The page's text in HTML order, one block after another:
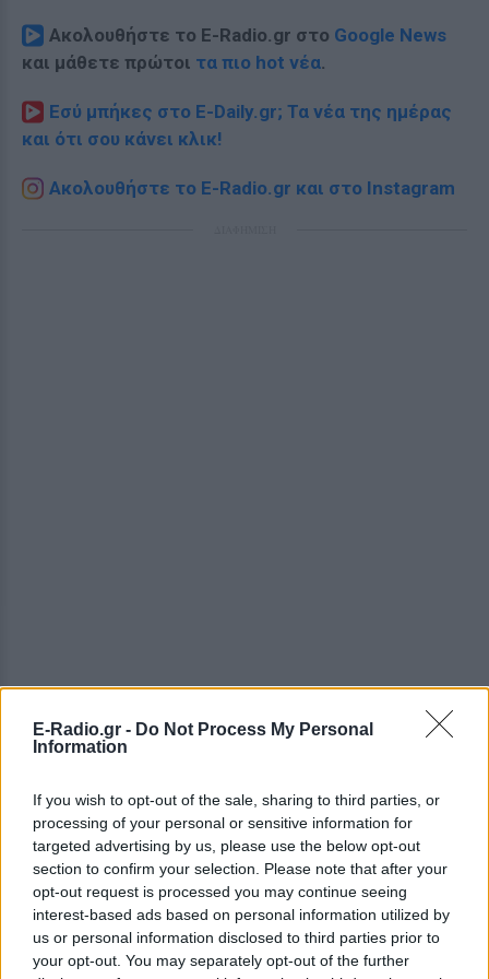
E-Radio.gr - Do Not Process My Personal
Information
If you wish to opt-out of the sale, sharing to third parties, or
processing of your personal or sensitive information for
targeted advertising by us, please use the below opt-out
section to confirm your selection. Please note that after your
opt-out request is processed you may continue seeing
interest-based ads based on personal information utilized by
us or personal information disclosed to third parties prior to
your opt-out. You may separately opt-out of the further
Ακολουθήστε το E-Radio.gr στο Google News
και μάθετε πρώτοι τα πιο hot νέα.
Εσύ μπήκες στο E-Daily.gr; Τα νέα της ημέρας
και ότι σου κάνει κλικ!
Ακολουθήστε το E-Radio.gr και στο Instagram
ΔΕΙΤΕ ΕΠΙΣΗΣ
ΣΤΗΝ ΙΔΙΑ ΚΑΤΗΓΟΡΙΑ
Χρήστος Δάντης: «Συνάδελφοι
προσπαθούν να ξεχάσουν ότι
έγραψα το """"My Number
One""""»
ΧΤΕΣ